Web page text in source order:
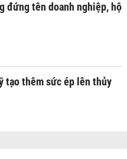
đứng tên doanh nghiệp, hộ
tạo thêm sức ép lên thủy